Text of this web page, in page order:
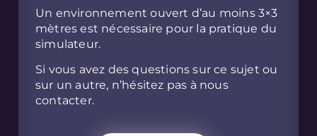
Un environnement ouvert d’au moins 3×3
mètres est nécessaire pour la pratique du
simulateur.
Si vous avez des questions sur ce sujet ou
sur un autre, n’hésitez pas à nous
contacter.